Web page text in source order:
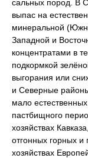
сальных пород. В
выпас на
минеральной
Западной и
концентратами в
подкормкой
выгорания или
и Северные
мало
пастбищного
хозяйствах
отгонных горных
хозяйствах